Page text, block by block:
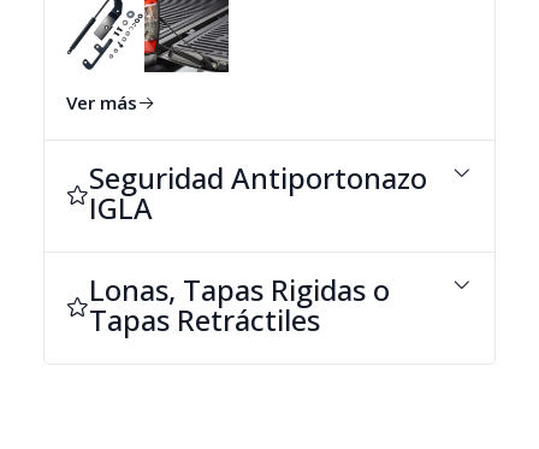
Ver más
Seguridad Antiportonazo
IGLA
Lonas, Tapas Rigidas o
Tapas Retráctiles